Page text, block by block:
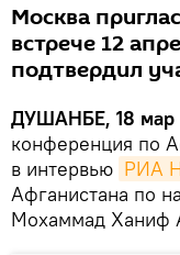
Москва
встрече 12
подтвердил
ДУШАНБЕ, 18 мар
конференция по
в интервью РИА
Афганистана по
Мохаммад Ханиф